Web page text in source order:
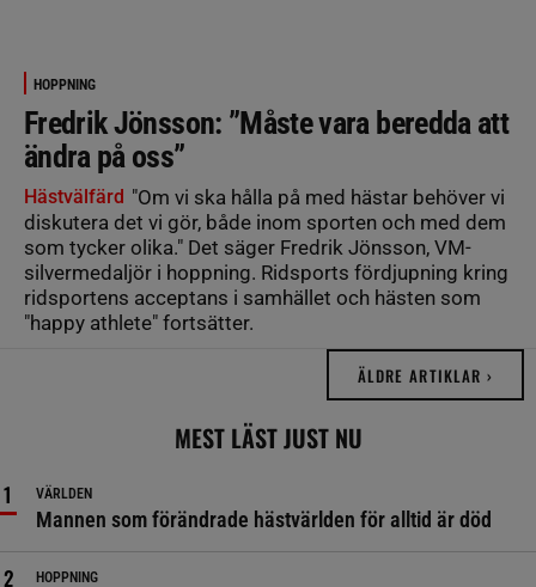
HOPPNING
Fredrik Jönsson: ”Måste vara beredda att
ändra på oss”
Hästvälfärd "Om vi ska hålla på med hästar behöver vi
diskutera det vi gör, både inom sporten och med dem
som tycker olika." Det säger Fredrik Jönsson, VM-
silvermedaljör i hoppning. Ridsports fördjupning kring
ridsportens acceptans i samhället och hästen som
"happy athlete" fortsätter.
ÄLDRE ARTIKLAR ›
MEST LÄST JUST NU
VÄRLDEN
Mannen som förändrade hästvärlden för alltid är död
HOPPNING